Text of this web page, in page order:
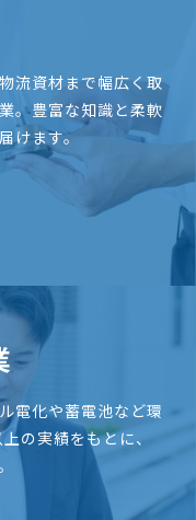
流資材まで幅広く取
。豊富な知識と柔軟
けます。
電化や蓄電池など環
の実績をもとに、